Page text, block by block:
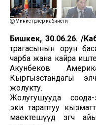
Министрлер кабинети
Бишкек, 30.06.26. /
төрагасынын орун
чарба жана кайра
Акунбеков
Кыргызстандагы
жолукту.
Жолугушууда
эки тараптуу
маектешүүдө